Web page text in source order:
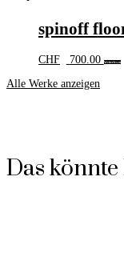
spinoff
CHF 700.00 Weiterlesen
Alle Werke anzeigen
Das